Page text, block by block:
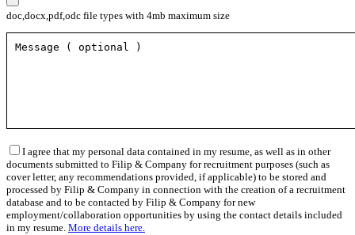
doc,docx,pdf,odc file types with 4mb maximum size
I agree that my personal data contained in my resume, as well as in other
documents submitted to Filip & Company for recruitment purposes (such as
cover letter, any recommendations provided, if applicable) to be stored and
processed by Filip & Company in connection with the creation of a recruitment
database and to be contacted by Filip & Company for new
employment/collaboration opportunities by using the contact details included
in my resume. More details here.